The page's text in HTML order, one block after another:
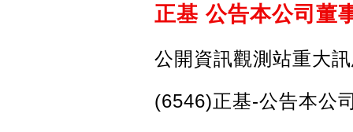
正基 公告本公司董
公開資訊觀測站重大
(6546)正基-公告本公